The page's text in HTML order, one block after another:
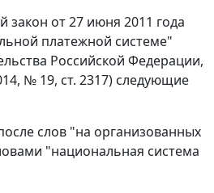
закон от 27 июня 2011 года
платежной системе"
Российской Федерации,
№ 19, ст. 2317) следующие
слов "на организованных
"национальная система